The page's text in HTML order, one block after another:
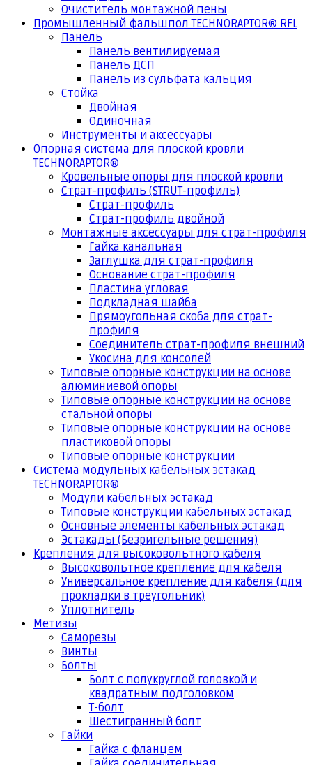
Очиститель монтажной пены
Промышленный фальшпол TECHNORAPTOR® RFL
Панель
Панель вентилируемая
Панель ДСП
Панель из сульфата кальция
Стойка
Двойная
Одиночная
Инструменты и аксессуары
Опорная система для плоской кровли
TECHNORAPTOR®
Кровельные опоры для плоской кровли
Страт-профиль (STRUT-профиль)
Страт-профиль
Страт-профиль двойной
Монтажные аксессуары для страт-профиля
Гайка канальная
Заглушка для страт-профиля
Основание страт-профиля
Пластина угловая
Подкладная шайба
Прямоугольная скоба для страт-
профиля
Соединитель страт-профиля внешний
Укосина для консолей
Типовые опорные конструкции на основе
алюминиевой опоры
Типовые опорные конструкции на основе
стальной опоры
Типовые опорные конструкции на основе
пластиковой опоры
Типовые опорные конструкции
Система модульных кабельных эстакад
TECHNORAPTOR®
Модули кабельных эстакад
Типовые конструкции кабельных эстакад
Основные элементы кабельных эстакад
Эстакады (Безригельные решения)
Крепления для высоковольтного кабеля
Высоковольтное крепление для кабеля
Универсальное крепление для кабеля (для
прокладки в треугольник)
Уплотнитель
Метизы
Саморезы
Винты
Болты
Болт с полукруглой головкой и
квадратным подголовком
Т-болт
Шестигранный болт
Гайки
Гайка с фланцем